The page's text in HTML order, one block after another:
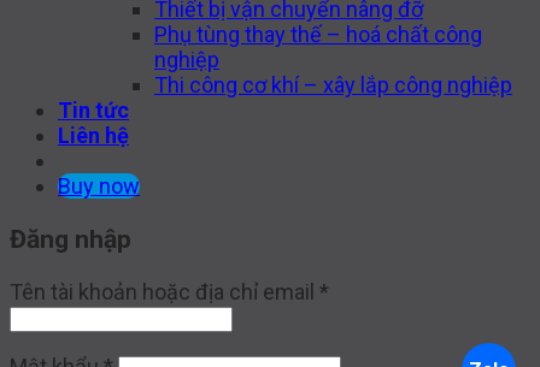
Thiết bị vận chuyển nâng đỡ
Phụ tùng thay thế – hoá chất công
nghiệp
Thi công cơ khí – xây lắp công nghiệp
Tin tức
Liên hệ
Buy now
Đăng nhập
Tên tài khoản hoặc địa chỉ email *